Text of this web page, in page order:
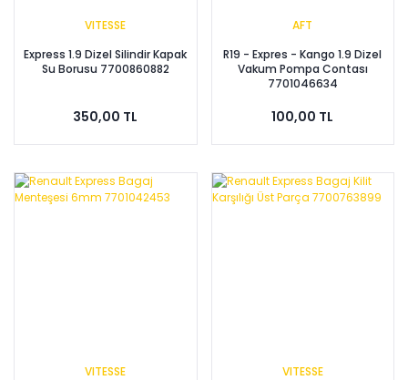
VITESSE
Express 1.9 Dizel Silindir Kapak
Su Borusu 7700860882
350,00 TL
AFT
R19 - Expres - Kango 1.9 Dizel
Vakum Pompa Contası
7701046634
100,00 TL
VITESSE
VITESSE